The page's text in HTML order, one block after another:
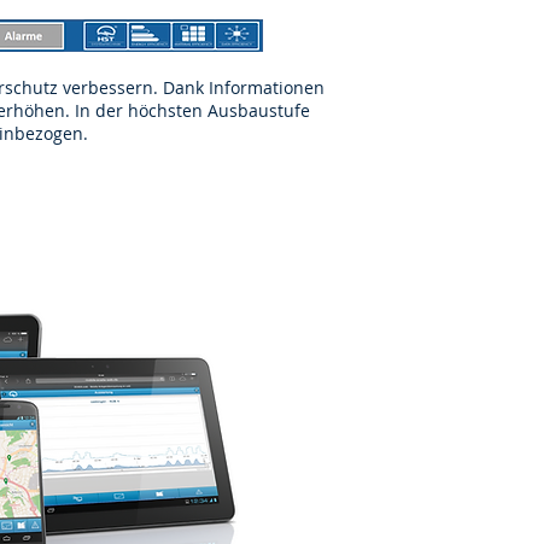
verbessern. Dank Informationen
In der höchsten Ausbaustufe